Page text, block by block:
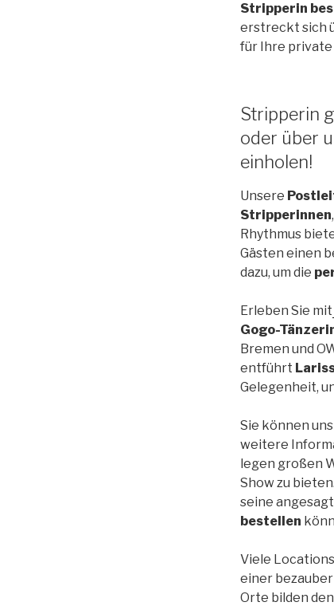
Stripperin
erstreckt sich
für Ihre private
Stripperin
oder über
einholen!
Unsere
Stripperinnen
Rhythmus
Gästen einen
dazu, um die
Erleben Sie mit
Gogo-
Bremen und
entführt
Gelegenheit,
Sie können
weitere
legen großen
Show zu
seine
bestellen
Viele
einer
Orte bilden